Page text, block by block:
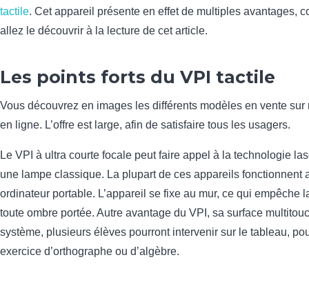
tactile. Cet appareil présente en effet de multiples avantages,
allez le découvrir à la lecture de cet article.
Les points forts du VPI tactile
Vous découvrez en images les différents modèles en vente sur
en ligne. L’offre est large, afin de satisfaire tous les usagers.
Le VPI à ultra courte focale peut faire appel à la technologie
une lampe classique. La plupart de ces appareils fonctionnent
ordinateur portable. L’appareil se fixe au mur, ce qui empêche
toute ombre portée. Autre avantage du VPI, sa surface
système, plusieurs élèves pourront intervenir sur le tableau,
exercice d’orthographe ou d’algèbre.